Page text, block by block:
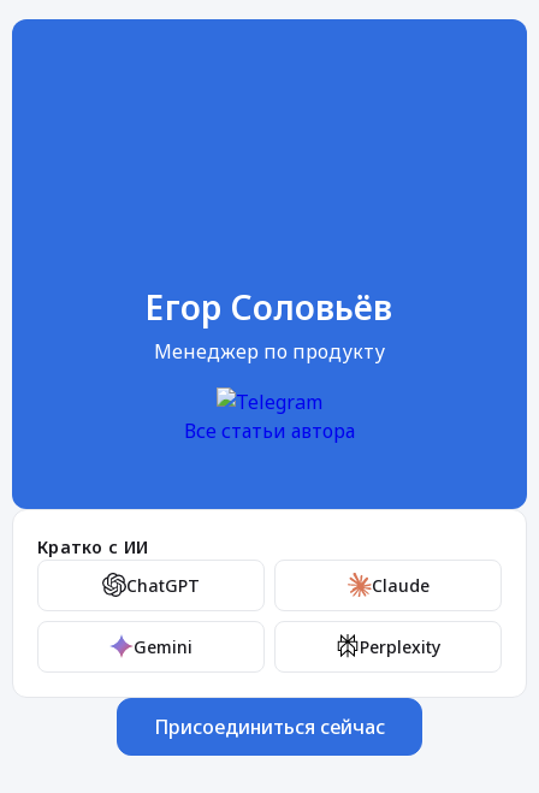
Егор Соловьёв
Менеджер по продукту
Все статьи автора
Кратко с ИИ
ChatGPT
Claude
Gemini Perplexity
Присоединиться сейчас